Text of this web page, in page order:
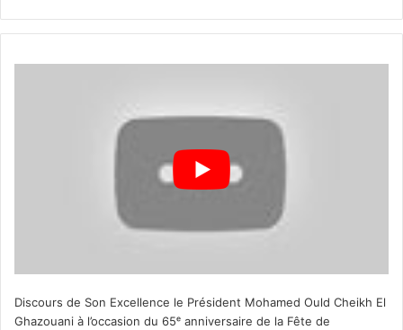
Discours de Son Excellence le Président Mohamed Ould Cheikh El
Ghazouani à l’occasion du 65ᵉ anniversaire de la Fête de